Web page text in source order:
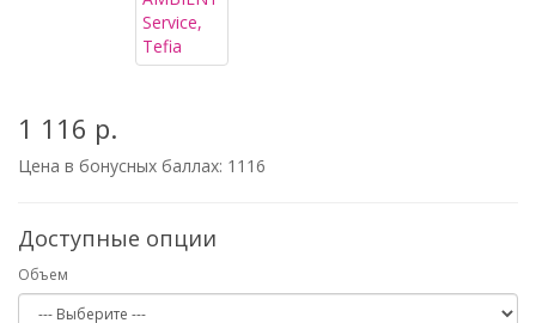
1 116 р.
Цена в бонусных баллах: 1116
Доступные опции
Объем